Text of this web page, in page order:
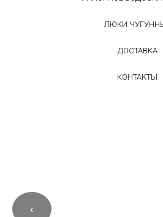
ЛЮКИ
ДОСТАВКА
КОНТАКТЫ
‹